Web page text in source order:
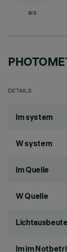
BIS
DETAILS
lm system
W system
lm Quelle
W Quelle
lm im